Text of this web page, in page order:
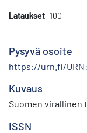
Lataukset 100
Pysyvä osoite
https://urn.fi/
Kuvaus
Suomen virallinen
ISSN